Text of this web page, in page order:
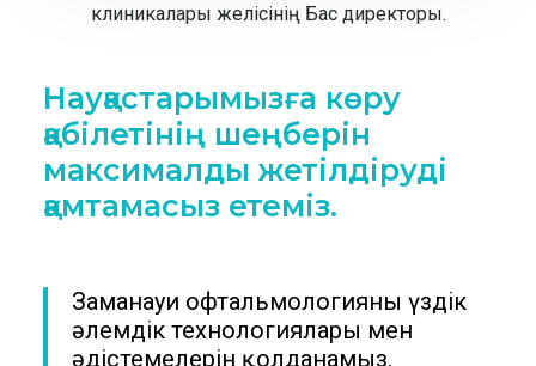
клиникалары желісінің Бас директоры.
Науқастарымызға көру
қабілетінің шеңберін
максималды жетілдіруді
қамтамасыз етеміз.
Заманауи офтальмологияның үздік
әлемдік технологиялары мен
әдістемелерін қолданамыз.